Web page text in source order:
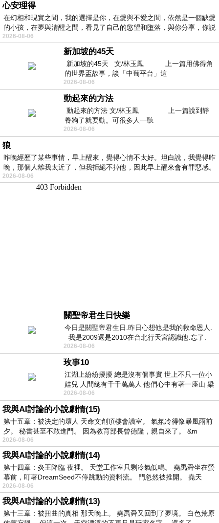
心安理得
在幻相和現實之間，我的選擇是你，在愛與不愛之間，依然是一個缺愛
的小孩，在夢與清醒之間，看見了自己的慾望和墮落，與你分享，你説
2026-08-06
新加坡的45天
新加坡的45天 文/林玉鳳 上一篇用佛得角
的世界盃故事，談「中葡平台」這
2026-08-06
動起來的方法
動起來的方法 文/林玉鳳 上一篇說到靜
養夠了就要動。可很多人一聽
2026-08-06
狼
昨晚經歷了某些事情，早上醒來，覺得心情不太好。坦白說，我覺得昨
晚，那個人離我太近了，但我拒絕不掉他，因此早上醒來會有罪惡感。
2026-08-06
關聖帝君生日快樂
今日是關聖帝君生日.昨日心想他是我的救命恩人.
我是2009還是2010在台北行天宮認識他.忘了.
一個奇摩交友的網友學
2026-08-06
玫事10
江湖上紛紛擾擾 總是沒有個事實 世上不只一位小
娃兒 人間總有千千萬萬人 他們心中有著一座山 梁
山佛山泰華衡恆嵩 一山之高
2026-08-06
我與AI討論的小說劇情(15)
第十五章：被決定的壞人 天命文創頂樓會議室。 氣氛冷得像暴風雨前
夕。 秘書甚至不敢進門。 因為教育部長曾德隆，親自來了。 &m
2026-08-06
我與AI討論的小說劇情(14)
第十四章：炎王降臨 夜裡。 天堂工作室只剩冷氣低鳴。 堯禹舜坐在螢
幕前，盯著DreamSeed不停跳動的資料流。 門忽然被推開。 堯天
2026-08-06
我與AI討論的小說劇情(13)
第十三章：被扭曲的真相 那天晚上。 堯禹舜又回到了夢境。 白色荒原